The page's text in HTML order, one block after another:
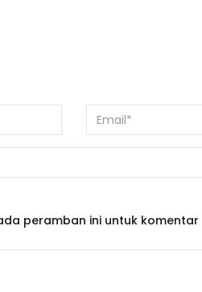
peramban ini untuk